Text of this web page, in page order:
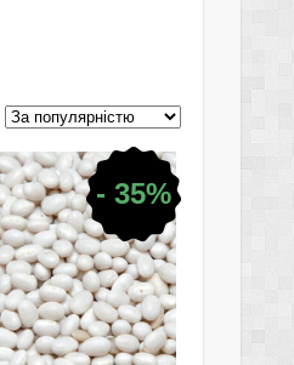
- 35%